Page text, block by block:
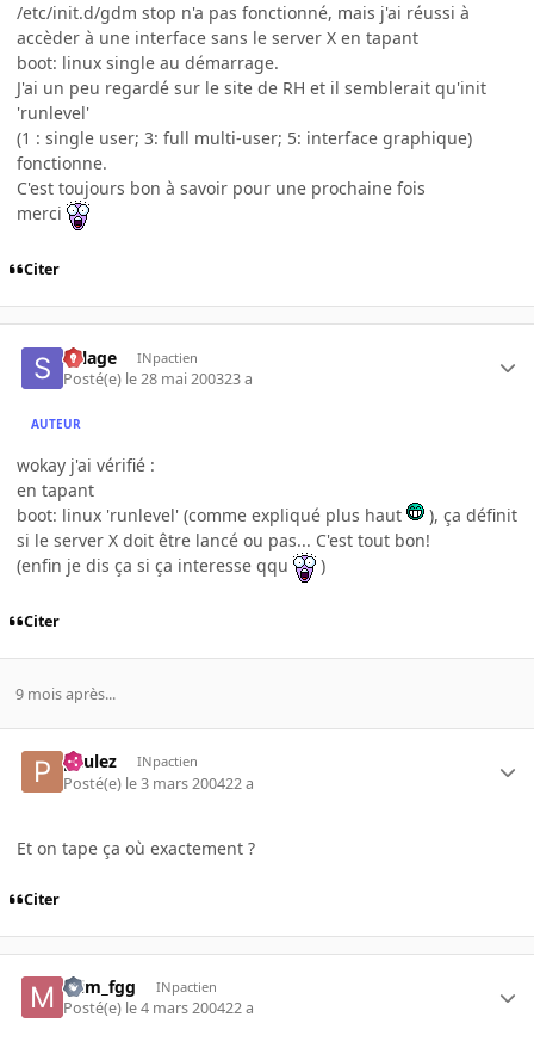
/etc/init.d/gdm stop n'a pas fonctionné, mais j'ai réussi à
accèder à une interface sans le server X en tapant
boot: linux single au démarrage.
J'ai un peu regardé sur le site de RH et il semblerait qu'init
'runlevel'
(1 : single user; 3: full multi-user; 5: interface graphique)
fonctionne.
C'est toujours bon à savoir pour une prochaine fois
merci
Citer
Sillage INpactien
Posté(e) le 28 mai 200323 a
AUTEUR
wokay j'ai vérifié :
en tapant
boot: linux 'runlevel' (comme expliqué plus haut
), ça définit
si le server X doit être lancé ou pas... C'est tout bon!
(enfin je dis ça si ça interesse qqu
)
Citer
9 mois après...
paulez INpactien
Posté(e) le 3 mars 200422 a
Et on tape ça où exactement ?
Citer
mim_fgg INpactien
Posté(e) le 4 mars 200422 a